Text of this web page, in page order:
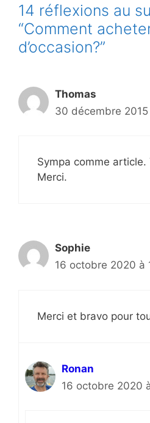
14 réflexions au
“Comment
d’occasion?”
Thomas
30 décembre
Sympa comme
Merci.
Sophie
16 octobre 2020 à
Merci et bravo pour
Ronan
16 octobre 2020